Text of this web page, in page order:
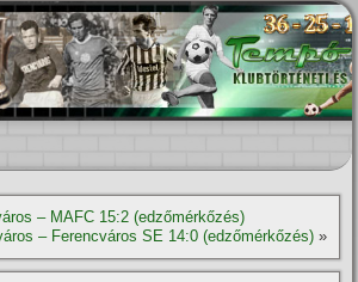
– MAFC 15:2 (edzőmérkőzés)
– Ferencváros SE 14:0 (edzőmérkőzés)»